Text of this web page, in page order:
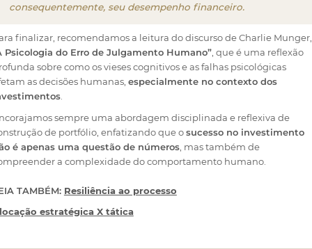
consequentemente, seu desempenho financeiro.
finalizar, recomendamos a leitura do discurso de Charlie Munger,
Psicologia do Erro de Julgamento Humano”, que é uma reflexão
sobre como os vieses cognitivos e as falhas psicológicas
as decisões humanas, especialmente no contexto dos
.
sempre uma abordagem disciplinada e reflexiva de
de portfólio, enfatizando que osucesso no investimento
é apenas uma questão de números, mas também de
a complexidade do comportamento humano.
TAMBÉM: Resiliência ao processo
estratégica X tática